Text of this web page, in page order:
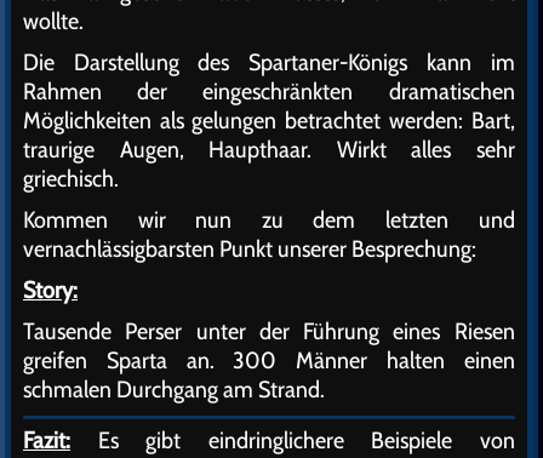
wollte.
Die Darstellung des Spartaner-Königs kann im
Rahmen der eingeschränkten dramatischen
Möglichkeiten als gelungen betrachtet werden: Bart,
traurige Augen, Haupthaar. Wirkt alles sehr
griechisch.
Kommen wir nun zu dem letzten und
vernachlässigbarsten Punkt unserer Besprechung:
Story:
Tausende Perser unter der Führung eines Riesen
greifen Sparta an. 300 Männer halten einen
schmalen Durchgang am Strand.
Fazit: Es gibt eindringlichere Beispiele von